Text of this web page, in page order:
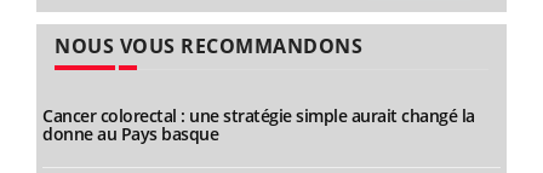
NOUS VOUS RECOMMANDONS
Cancer colorectal : une stratégie simple aurait changé la
donne au Pays basque